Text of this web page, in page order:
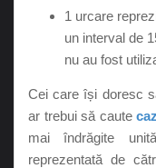
1 urcare
un interval de
nu au fost
Cei care își doresc
ar trebui să caute
mai îndrăgite
reprezentată de